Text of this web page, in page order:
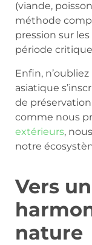
(viande,
méthode
pression sur
période
Enfin,
asiatique
de
comme nous
extérieurs,
notre
Vers
nature